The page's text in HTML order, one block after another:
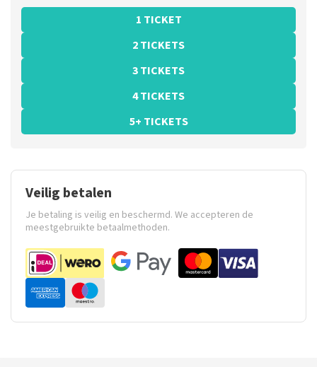
1 TICKET
2 TICKETS
3 TICKETS
4 TICKETS
5+ TICKETS
Veilig betalen
Je betaling is veilig en beschermd. We accepteren de
meestgebruikte betaalmethoden.